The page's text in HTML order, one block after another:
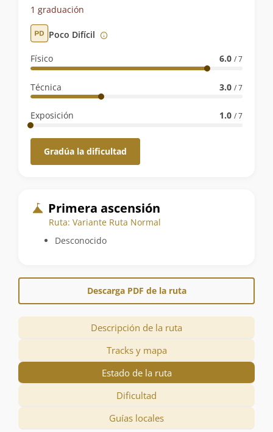
de
la
ruta
1 graduación
Poco Difícil
Físico 6.0 / 7
Técnica 3.0 / 7
Exposición 1.0 / 7
Gradúa la dificultad
Primera ascensión
Ruta: Variante Ruta Normal
Desconocido
Descarga PDF de la ruta
Descripción de la ruta
Tracks y mapa
Estado de la ruta
Dificultad
Guías locales